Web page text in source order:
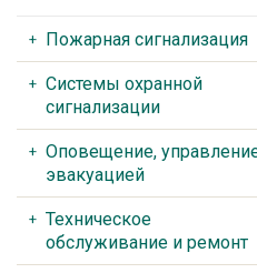
Пожарная сигнализация
Системы охранной
сигнализации
Оповещение,
эвакуацией
Техническое
обслуживание и ремонт